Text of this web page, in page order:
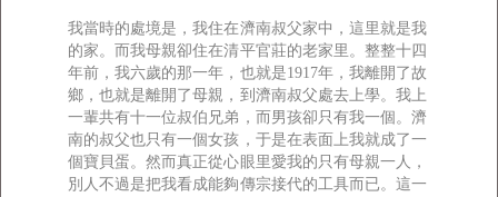
我當時的處境是，我住在濟南叔父家中，這里就是我
的家。而我母親卻住在清平官莊的老家里。整整十四
年前，我六歲的那一年，也就是1917年，我離開了故
鄉，也就是離開了母親，到濟南叔父處去上學。我上
一輩共有十一位叔伯兄弟，而男孩卻只有我一個。濟
南的叔父也只有一個女孩，于是在表面上我就成了一
個寶貝蛋。然而真正從心眼里愛我的只有母親一人，
別人不過是把我看成能夠傳宗接代的工具而已。這一